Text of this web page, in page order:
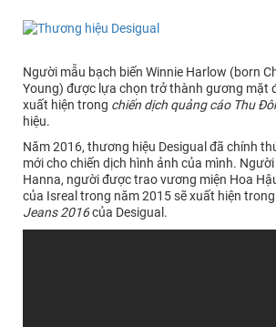
Người mẫu bạch biến Winnie Harlow (born
Young) được lựa chọn trở thành gương mặt
xuất hiện trong chiến dịch quảng cáo Thu
hiệu.
Năm 2016, thương hiệu Desigual đã chính
mới cho chiến dịch hình ảnh của mình. Người
Hanna, người được trao vương miện Hoa
của Isreal trong năm 2015 sẽ xuất hiện trong
Jeans 2016của Desigual.